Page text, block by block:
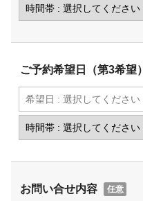
ご予約希望日（第3希望）
お問い合せ内容